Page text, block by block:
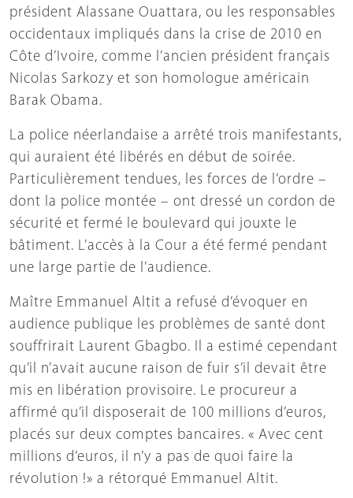
président Alassane Ouattara, ou les responsables
occidentaux impliqués dans la crise de 2010 en
Côte d’Ivoire, comme l’ancien président français
Nicolas Sarkozy et son homologue américain
Barak Obama.
La police néerlandaise a arrêté trois manifestants,
qui auraient été libérés en début de soirée.
Particulièrement tendues, les forces de l’ordre –
dont la police montée – ont dressé un cordon de
sécurité et fermé le boulevard qui jouxte le
bâtiment. L’accès à la Cour a été fermé pendant
une large partie de l’audience.
Maître Emmanuel Altit a refusé d’évoquer en
audience publique les problèmes de santé dont
souffrirait Laurent Gbagbo. Il a estimé cependant
qu’il n’avait aucune raison de fuir s’il devait être
mis en libération provisoire. Le procureur a
affirmé qu’il disposerait de 100 millions d’euros,
placés sur deux comptes bancaires. « Avec cent
millions d’euros, il n’y a pas de quoi faire la
révolution !» a rétorqué Emmanuel Altit.